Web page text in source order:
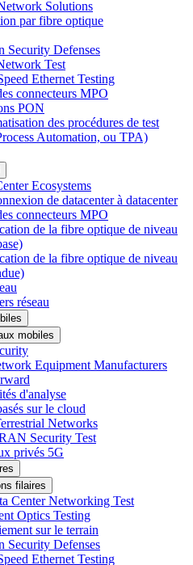
Solutions
par fibre optique
Security Defenses
Test
Ethernet Testing
connecteurs MPO
PON
des procédures de test
Automation, ou TPA)
Ecosystems
de datacenter à datacenter
connecteurs MPO
de la fibre optique de niveau
de la fibre optique de niveau
réseau
mobiles
Equipment Manufacturers
d'analyse
sur le cloud
Networks
Security Test
privés 5G
filaires
Center Networking Test
Optics Testing
sur le terrain
Security Defenses
Ethernet Testing